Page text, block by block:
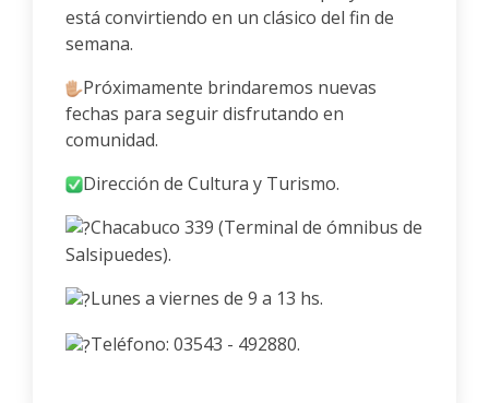
está convirtiendo en un clásico del fin de
semana.
Próximamente brindaremos nuevas
fechas para seguir disfrutando en
comunidad.
Dirección de Cultura y Turismo.
Chacabuco 339 (Terminal de ómnibus de
Salsipuedes).
Lunes a viernes de 9 a 13 hs.
Teléfono: 03543 - 492880.